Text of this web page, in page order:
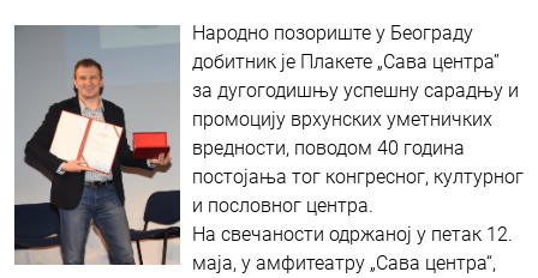
Народно позориште у Београду
добитник је Плакете „Сава центра”
за дугогодишњу успешну сарадњу и
промоцију врхунских уметничких
вредности, поводом 40 година
постојања тог конгресног, културног
и пословног центра.
На свечаности одржаној у петак 12.
маја, у амфитеатру „Сава центра“,